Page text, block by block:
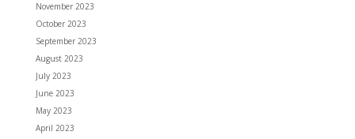
November 2023
October 2023
September 2023
August 2023
July 2023
June 2023
May 2023
April 2023